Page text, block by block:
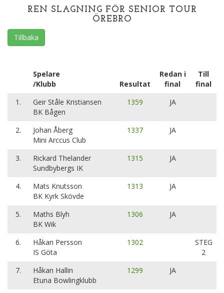
REN SLAGNING FÖR SENIOR TOUR
ÖREBRO
Tillbaka
Spelare
/Klubb
Resultat
Redan i
final
Till
final
1.
Geir Ståle Kristiansen
BK Bågen
1359 JA
2.
Johan Åberg
Mini Arccus Club
1337 JA
3.
Rickard Thelander
Sundbybergs IK
1315 JA
4.
Mats Knutsson
BK Kyrk Skövde
1313 JA
5.
Maths Blyh
BK Wik
1306 JA
6.
Håkan Persson
IS Göta
1302
STEG
2
7.
Håkan Hallin
Etuna Bowlingklubb
1299 JA